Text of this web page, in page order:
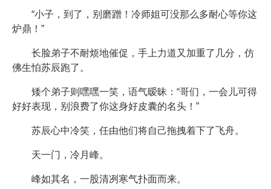
“小子，到了，别磨蹭！冷师姐可没那么多耐心等你这
炉鼎！”
长脸弟子不耐烦地催促，手上力道又加重了几分，仿
佛生怕苏辰跑了。
矮个弟子则嘿嘿一笑，语气暧昧：“哥们，一会儿可得
好好表现，别浪费了你这身好皮囊的名头！”
苏辰心中冷笑，任由他们将自己拖拽着下了飞舟。
天一门，冷月峰。
峰如其名，一股清冽寒气扑面而来。